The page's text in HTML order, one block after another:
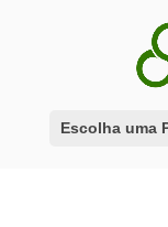
Escolha uma